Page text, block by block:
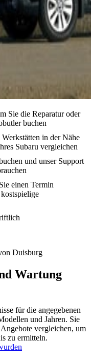
Sie die Reparatur oder
buchen
in der Nähe
Subaru vergleichen
und unser Support
einen Termin
Duisburg
Wartung
für die angegebenen
und Jahren. Sie
vergleichen, um
zu ermitteln.